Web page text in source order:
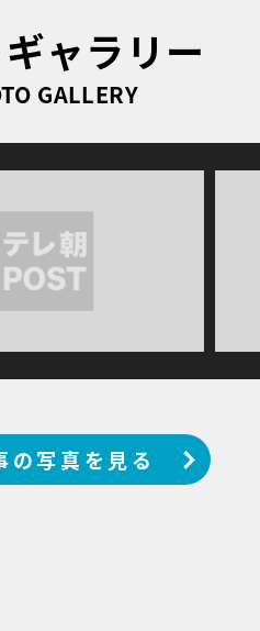
ャラリー
GALLERY
の写真を見る